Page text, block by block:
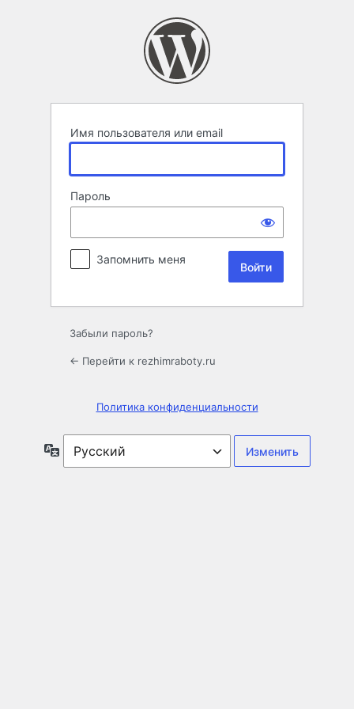
Имя пользователя или email
Пароль
Запомнить меня
Забыли пароль?
← Перейти к rezhimraboty.ru
Политика конфиденциальности
Язык